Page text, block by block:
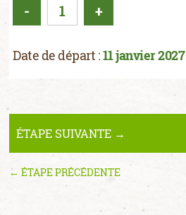
- +
Date de départ :11 janvier 2027
← ÉTAPE PRÉCÉDENTE
ÉTAPE SUIVANTE →